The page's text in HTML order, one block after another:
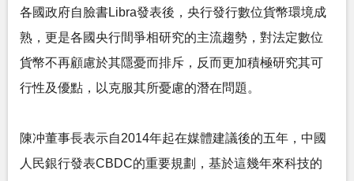
各國政府自臉書Libra發表後，央行發行數位貨幣環境成
熟，更是各國央行間爭相研究的主流趨勢，對法定數位
貨幣不再顧慮於其隱憂而排斥，反而更加積極研究其可
行性及優點，以克服其所憂慮的潛在問題。
陳冲董事長表示自2014年起在媒體建議後的五年，中國
人民銀行發表CBDC的重要規劃，基於這幾年來科技的